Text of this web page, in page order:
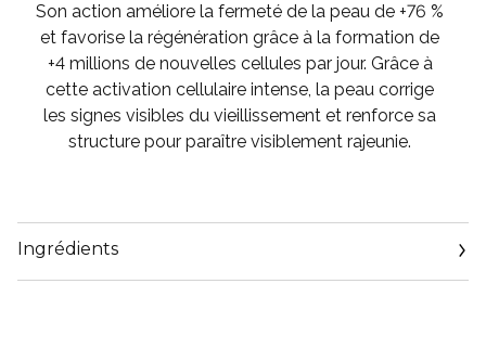
Son action améliore la fermeté de la peau de +76 %
et favorise la régénération grâce à la formation de
+4 millions de nouvelles cellules par jour. Grâce à
cette activation cellulaire intense, la peau corrige
les signes visibles du vieillissement et renforce sa
structure pour paraître visiblement rajeunie.
Ingrédients